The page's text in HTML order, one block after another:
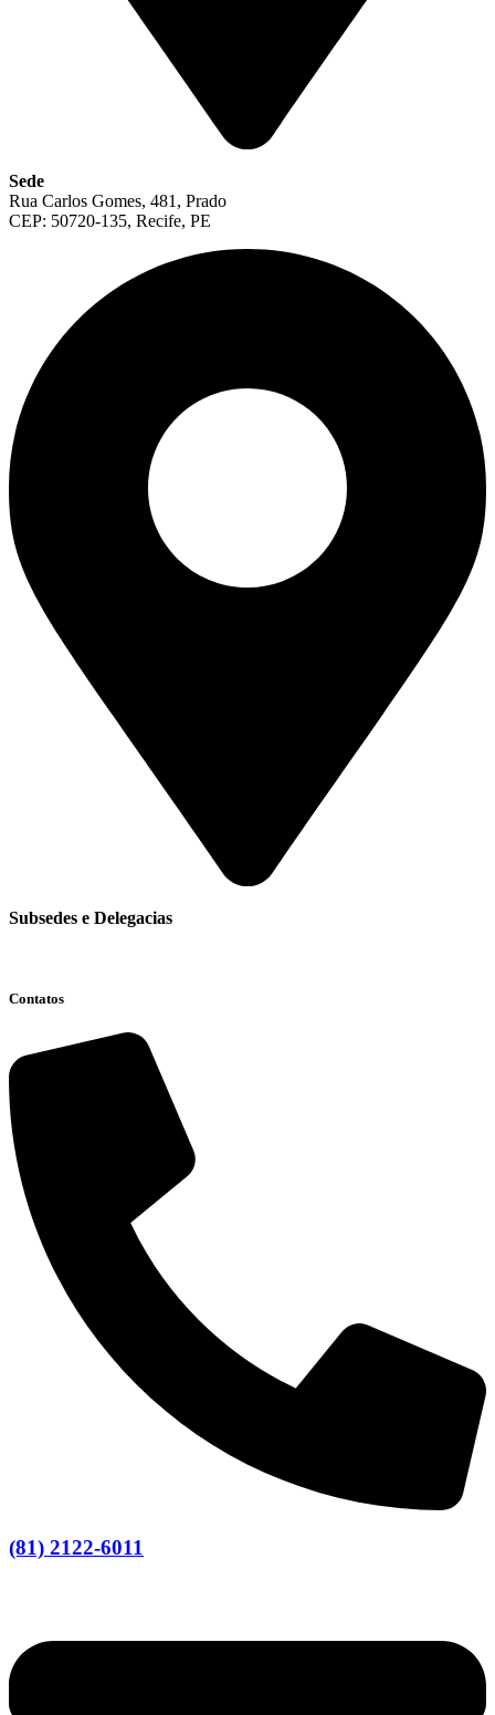
Sede
Rua Carlos Gomes, 481, Prado
CEP: 50720-135, Recife, PE
Subsedes e Delegacias
Contatos
(81) 2122-6011